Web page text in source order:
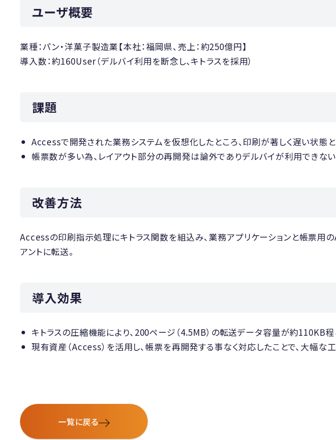
ユーザ概要
業種：パン・洋菓子製造業【本社：福岡県、売上：約250億円】
導入数：約160User（デルバイ利用を断念し、キトラスを採用）
課題
Accessで開発された業務システムを仮想化したところ、印刷が著しく遅い状態と
帳票数が多い為、レイアウト部分の再開発は論外でありデルバイが利用できない
改善方法
Accessの印刷指示処理にキトラス関数を組込み、業務アプリケーションと帳票
アントに転送。
導入効果
キトラスの圧縮機能により、200ページ（4.5MB）の転送データ容量が約110KB
現有資産（Access）を活用し、帳票を再開発する事なく対応したことで、大幅な
一覧に戻る